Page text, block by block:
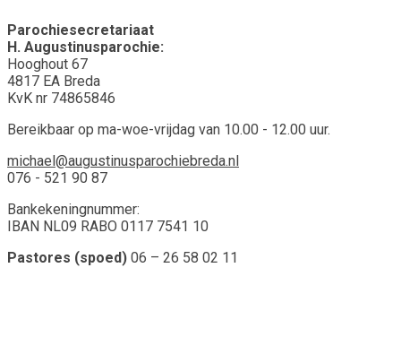
Parochiesecretariaat
H. Augustinusparochie:
Hooghout 67
4817 EA Breda
KvK nr 74865846
Bereikbaar op ma-woe-vrijdag van 10.00 - 12.00 uur.
michael@augustinusparochiebreda.nl
076 - 521 90 87
Bankekeningnummer:
IBAN NL09 RABO 0117 7541 10
Pastores (spoed) 06 – 26 58 02 11